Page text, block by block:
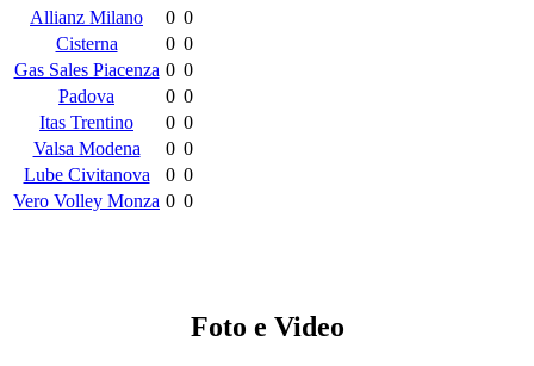
Allianz Milano
0 0
Cisterna
0 0
Gas Sales Piacenza 0 0
Padova
0 0
Itas Trentino
0 0
Valsa Modena
0 0
Lube Civitanova
0 0
Vero Volley Monza 0 0
Foto e Video